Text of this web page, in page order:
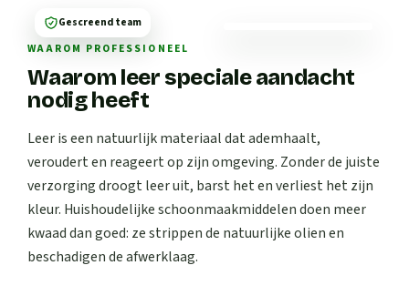
WAAROM PROFESSIONEEL
Waarom leer speciale aandacht
nodig heeft
Leer is een natuurlijk materiaal dat ademhaalt,
veroudert en reageert op zijn omgeving. Zonder de juiste
verzorging droogt leer uit, barst het en verliest het zijn
kleur. Huishoudelijke schoonmaakmiddelen doen meer
kwaad dan goed: ze strippen de natuurlijke olien en
beschadigen de afwerklaag.
Gescreend team